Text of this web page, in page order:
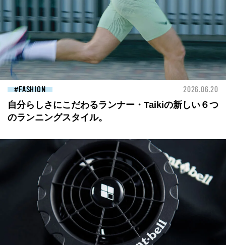
FASHION 2026.06.20
自分らしさにこだわるランナー・Taikiの新しい６つ
のランニングスタイル。